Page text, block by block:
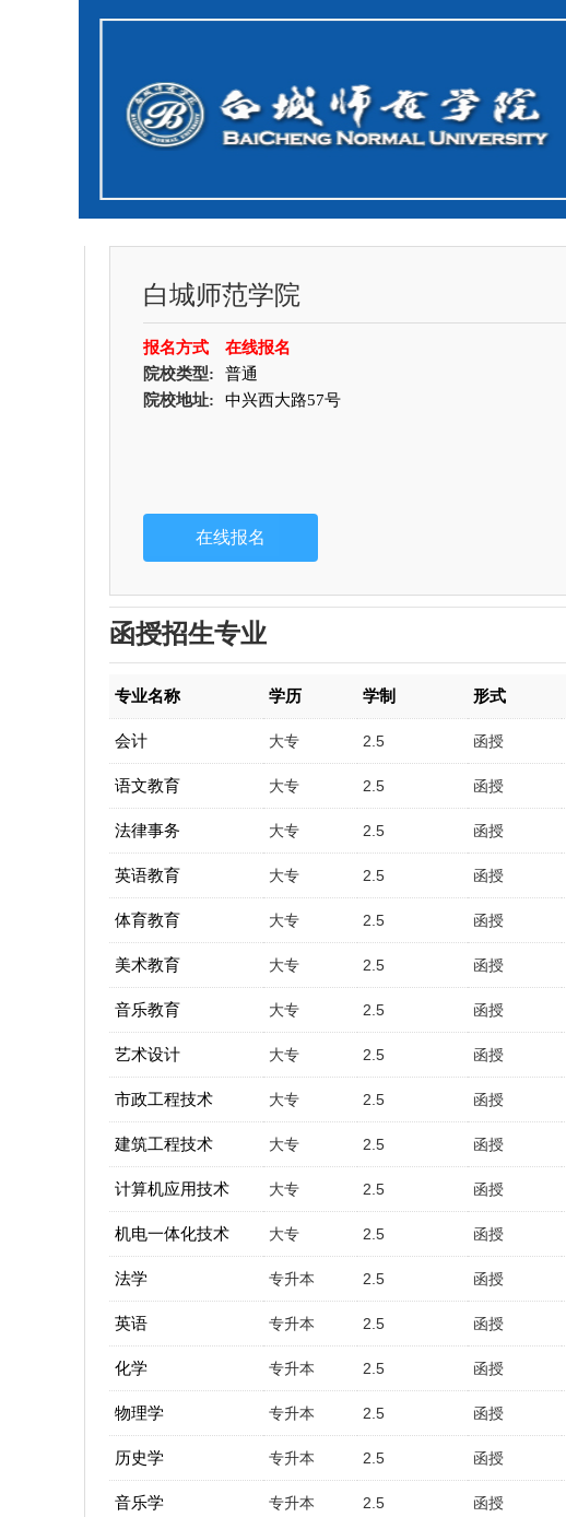
白城师范学院
报名方式
在线报名
院校类型:
普通
院校地址:
中兴西大路57号
函授招生专业
专业名称 学历 学制 形式
会计 大专 2.5 函授
语文教育 大专 2.5 函授
法律事务 大专 2.5 函授
英语教育 大专 2.5 函授
体育教育 大专 2.5 函授
美术教育 大专 2.5 函授
音乐教育 大专 2.5 函授
艺术设计 大专 2.5 函授
市政工程技术 大专 2.5 函授
建筑工程技术 大专 2.5 函授
计算机应用技术 大专 2.5 函授
机电一体化技术 大专 2.5 函授
法学 专升本 2.5 函授
英语 专升本 2.5 函授
化学 专升本 2.5 函授
物理学 专升本 2.5 函授
历史学 专升本 2.5 函授
音乐学 专升本 2.5 函授